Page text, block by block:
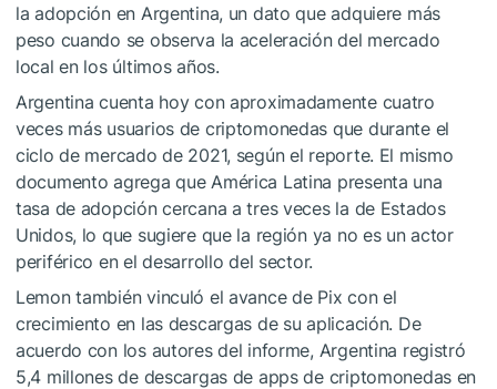
la adopción en Argentina, un dato que adquiere más
peso cuando se observa la aceleración del mercado
local en los últimos años.
Argentina cuenta hoy con aproximadamente cuatro
veces más usuarios de criptomonedas que durante el
ciclo de mercado de 2021, según el reporte. El mismo
documento agrega que América Latina presenta una
tasa de adopción cercana a tres veces la de Estados
Unidos, lo que sugiere que la región ya no es un actor
periférico en el desarrollo del sector.
Lemon también vinculó el avance de Pix con el
crecimiento en las descargas de su aplicación. De
acuerdo con los autores del informe, Argentina registró
5,4 millones de descargas de apps de criptomonedas en